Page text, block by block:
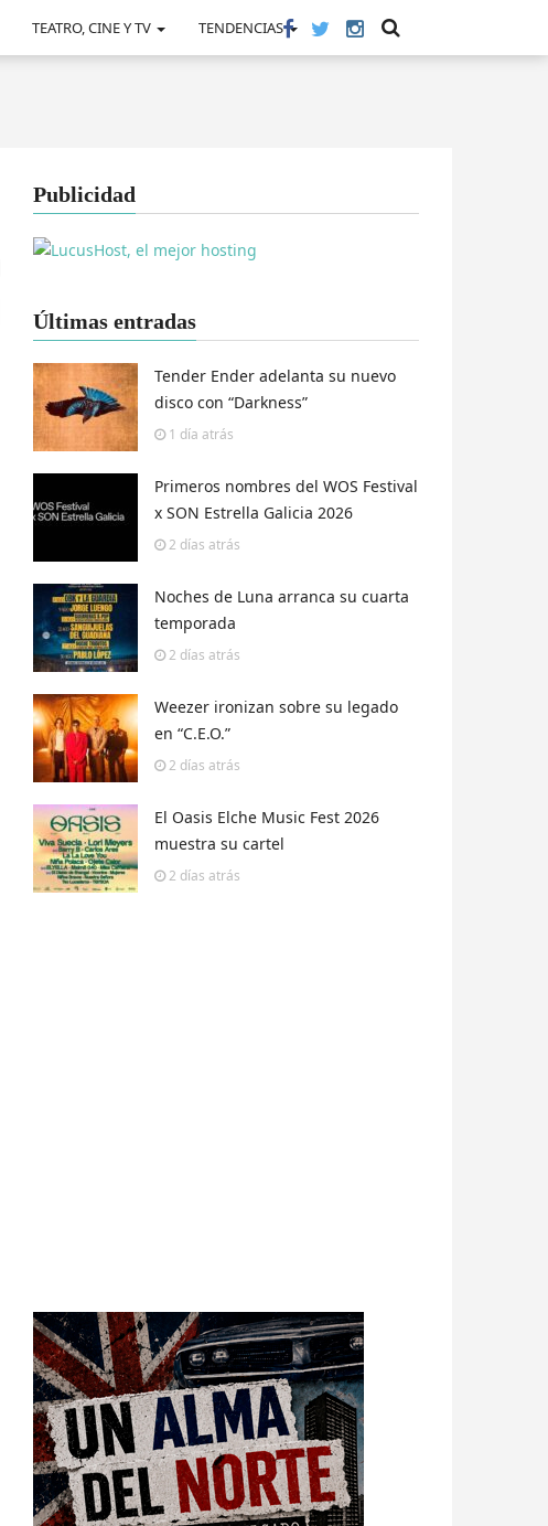
TEATRO, CINE Y TV TENDENCIAS
Publicidad
Últimas entradas
Tender Ender adelanta su nuevo
disco con “Darkness”
1 día atrás
Primeros nombres del WOS Festival
x SON Estrella Galicia 2026
2 días atrás
Noches de Luna arranca su cuarta
temporada
2 días atrás
Weezer ironizan sobre su legado
en “C.E.O.”
2 días atrás
El Oasis Elche Music Fest 2026
muestra su cartel
2 días atrás